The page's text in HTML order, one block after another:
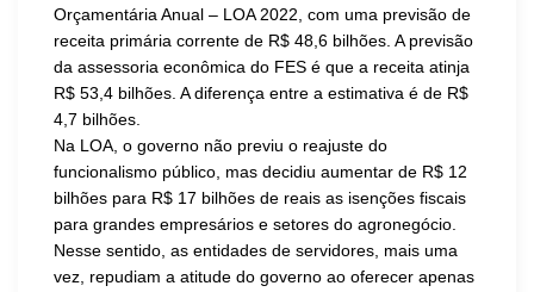
Orçamentária Anual – LOA 2022, com uma previsão de
receita primária corrente de R$ 48,6 bilhões. A previsão
da assessoria econômica do FES é que a receita atinja
R$ 53,4 bilhões. A diferença entre a estimativa é de R$
4,7 bilhões.
Na LOA, o governo não previu o reajuste do
funcionalismo público, mas decidiu aumentar de R$ 12
bilhões para R$ 17 bilhões de reais as isenções fiscais
para grandes empresários e setores do agronegócio.
Nesse sentido, as entidades de servidores, mais uma
vez, repudiam a atitude do governo ao oferecer apenas